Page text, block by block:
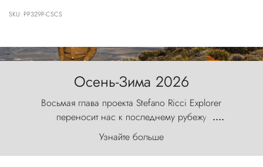
SKU: PP329P-CSCS
Осень-Зима 2026
Восьмая глава проекта Stefano Ricci Explorer
переносит нас к последнему рубежу
первозданного мира, где ветер с
первобытной яростью ваяет ландшафт, а пики
Торрес-дель-Пайне, словно каменные стражи,
....
Узнайте больше